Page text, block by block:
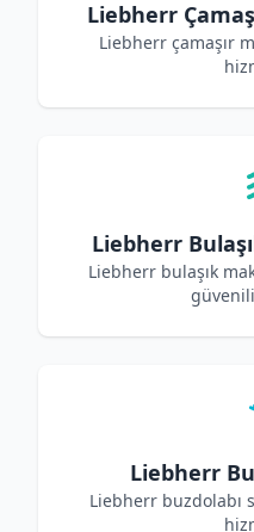
Liebherr
Liebherr çamaşır
Liebherr
Liebherr bulaşık
Liebherr
Liebherr buzdolabı